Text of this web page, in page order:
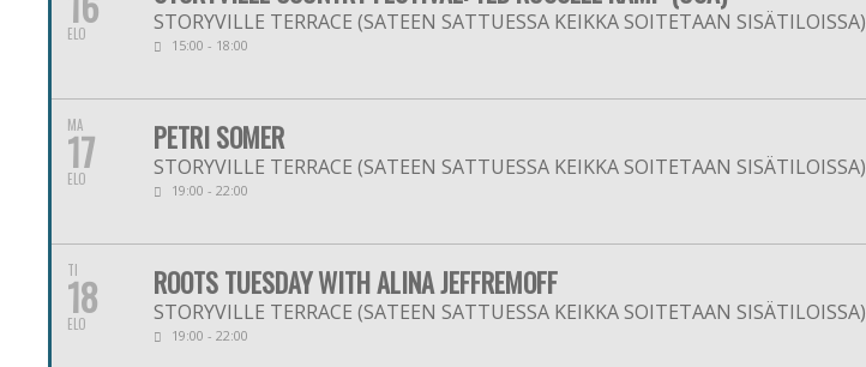
ELO STORYVILLE TERRACE (SATEEN SATTUESSA KEIKKA SOITETAAN SISÄTILOISSA)
15:00 - 18:00
MA
17
ELO
PETRI SOMER
STORYVILLE TERRACE (SATEEN SATTUESSA KEIKKA SOITETAAN SISÄTILOISSA)
19:00 - 22:00
TI
18
ELO
ROOTS TUESDAY WITH ALINA JEFFREMOFF
STORYVILLE TERRACE (SATEEN SATTUESSA KEIKKA SOITETAAN SISÄTILOISSA)
19:00 - 22:00